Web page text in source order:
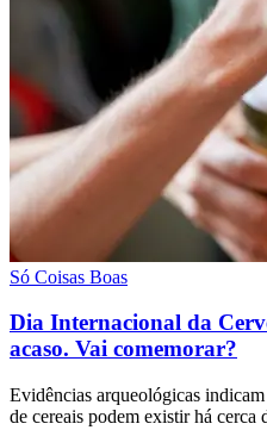
Só Coisas Boas
Dia Internacional da
acaso. Vai comemorar?
Evidências arqueológicas
de cereais podem existir há cerca